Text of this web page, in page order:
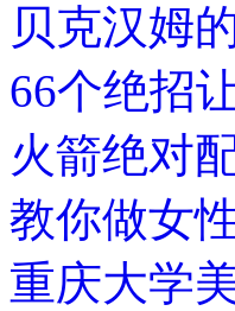
贝克汉姆
66个绝招
火箭绝对
教你做女
重庆大学